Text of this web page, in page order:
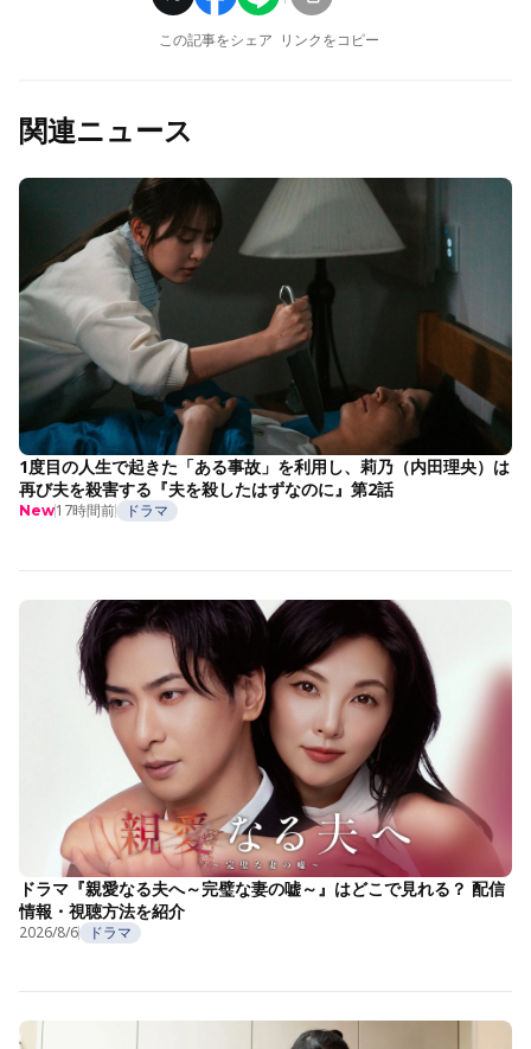
この記事をシェア リンクをコピー
関連ニュース
1度目の人生で起きた「ある事故」を利用し、莉乃（内田理央）は
再び夫を殺害する『夫を殺したはずなのに』第2話
New17時間前 ドラマ
ドラマ『親愛なる夫へ～完璧な妻の嘘～』はどこで見れる？ 配信
情報・視聴方法を紹介
2026/8/6 ドラマ